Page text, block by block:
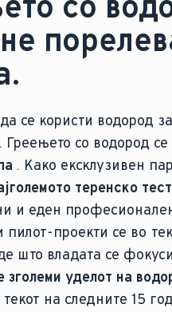
се користи водород
Греењето со водород се
. Како ексклузивен
теренско
и еден
пилот-проекти се во
што владата се
зголеми уделот на
текот на следните 15